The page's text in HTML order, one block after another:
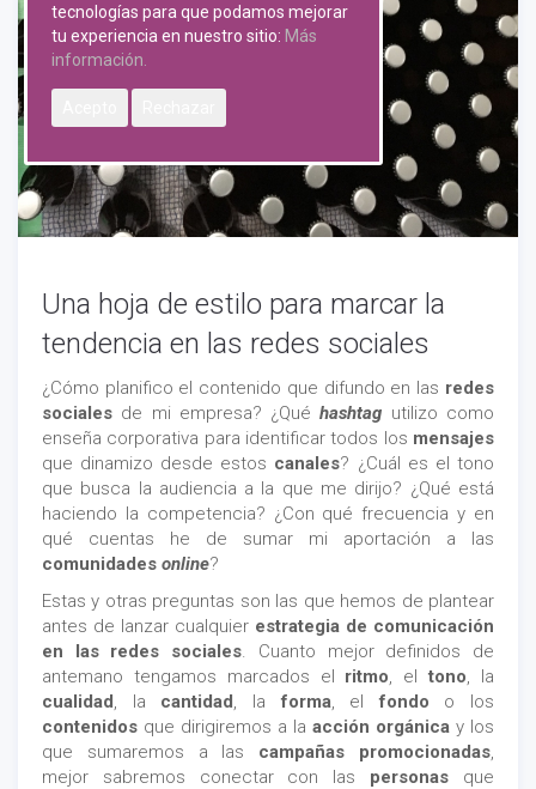
Una hoja de estilo para marcar la
tendencia en las redes sociales
¿Cómo planifico el contenido que difundo en las redes
sociales de mi empresa? ¿Quéhashtag utilizo como
enseña corporativa para identificar todos los mensajes
que dinamizo desde estos canales? ¿Cuál es el tono
que busca la audiencia a la que me dirijo? ¿Qué está
haciendo la competencia? ¿Con qué frecuencia y en
qué cuentas he de sumar mi aportación a las
comunidades online?
Estas y otras preguntas son las que hemos de plantear
antes de lanzar cualquier estrategia de comunicación
en las redes sociales. Cuanto mejor definidos de
antemano tengamos marcados el ritmo, eltono, la
cualidad, la cantidad, laforma, elfondo o los
contenidos que dirigiremos a la acción orgánicay los
que sumaremos a las campañas promocionadas,
mejor sabremos conectar con las personas que
tecnologías para que podamos mejorar
tu experiencia en nuestro sitio: Más
información.